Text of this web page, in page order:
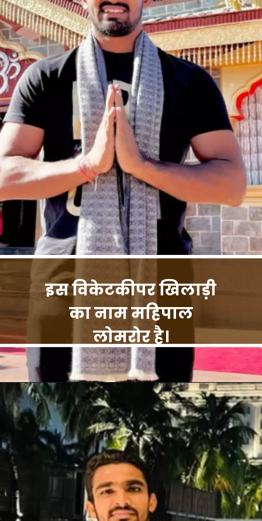
इस विकेटकीपर खिलाड़ी
का नाम महिपाल
लोमरोर है।